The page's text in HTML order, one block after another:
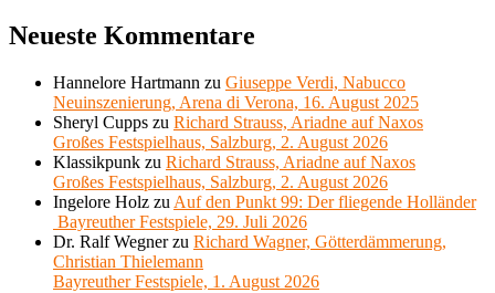
Neueste Kommentare
Hannelore Hartmann zu Giuseppe Verdi, Nabucco
Neuinszenierung, Arena di Verona, 16. August 2025
Sheryl Cupps zu Richard Strauss, Ariadne auf Naxos
Großes Festspielhaus, Salzburg, 2. August 2026
Klassikpunk zu Richard Strauss, Ariadne auf Naxos
Großes Festspielhaus, Salzburg, 2. August 2026
Ingelore Holz zu Auf den Punkt 99: Der fliegende Holländer
Bayreuther Festspiele, 29. Juli 2026
Dr. Ralf Wegnerzu Richard Wagner, Götterdämmerung,
Christian Thielemann
Bayreuther Festspiele, 1. August 2026